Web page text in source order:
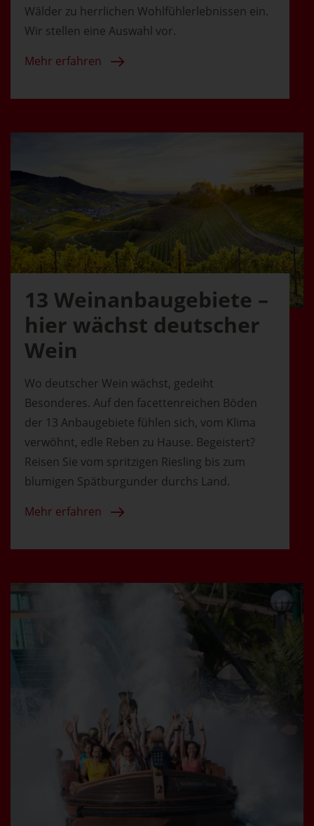
Wälder zu herrlichen Wohlfühlerlebnissen ein.
Wir stellen eine Auswahl vor.
Mehr erfahren
13 Weinanbaugebiete –
hier wächst deutscher
Wein
Wo deutscher Wein wächst, gedeiht
Besonderes. Auf den facettenreichen Böden
der 13 Anbaugebiete fühlen sich, vom Klima
verwöhnt, edle Reben zu Hause. Begeistert?
Reisen Sie vom spritzigen Riesling bis zum
blumigen Spätburgunder durchs Land.
Mehr erfahren